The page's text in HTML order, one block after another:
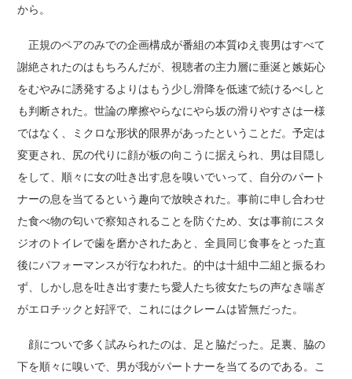
から。
正規のペアのみでの企画構成が番組の本質ゆえ喪男はすべて
謝絶されたのはもちろんだが、視聴者の主力層に垂涎と嫉妬心
をむやみに誘発するよりはもう少し滑降を低速で続けるべしと
も判断された。世論の摩擦やらなにやら坂の滑りやすさは一様
ではなく、ミクロな形状的限界があったということだ。予定は
変更され、尻の代りに顔が板の向こうに据えられ、男は目隠し
をして、順々に女の吐き出す息を嗅いでいって、自分のパート
ナーの息を当てるという趣向で放映された。事前に申し合わせ
た食べ物の匂いで察知されることを防ぐため、女は事前にスタ
ジオのトイレで歯を磨かされたあと、全員同じ食事をとった直
後にパフォーマンスが行なわれた。的中は十組中二組と振るわ
ず、しかし息を吐き出す妻たち愛人たち彼女たちの声なき喘ぎ
がエロチックと好評で、これにはクレームは皆無だった。
顔についで多く試みられたのは、足と脇だった。足裏、脇の
下を順々に嗅いで、男が我がパートナーを当てるのである。こ